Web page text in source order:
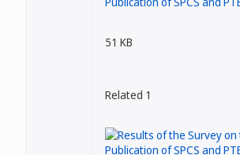
51 KB
Related 1